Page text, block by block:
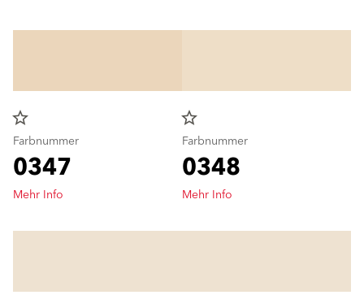
star_border
Farbnummer
0347
Mehr Info
star_border
Farbnummer
0348
Mehr Info